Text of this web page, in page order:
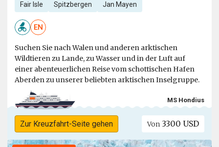
Fair Isle Spitzbergen Jan Mayen
EN
Suchen Sie nach Walen und anderen arktischen
Wildtieren zu Lande, zu Wasser und in der Luft auf
einer abenteuerlichen Reise vom schottischen Hafen
Aberden zu unserer beliebten arktischen Inselgruppe.
MS Hondius
Zur Kreuzfahrt-Seite gehen Von 3300 USD